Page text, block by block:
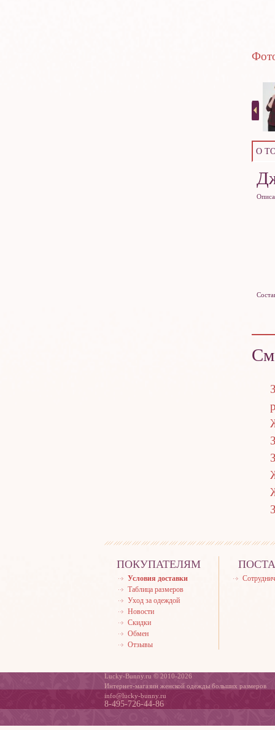
О
ПОКУПАТЕЛЯМ
Условия доставки
Таблица размеров
Уход за одеждой
Новости
Скидки
Обмен
Отзывы
Lucky-Bunny.ru © 2010-2026
Интернет-магазин женской одежды больших размеров
info@lucky-bunny.ru
8-495-726-44-86